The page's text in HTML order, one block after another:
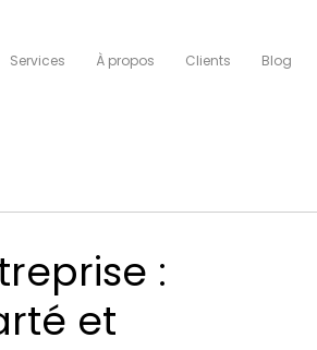
Services À propos Clients Blog
:
et